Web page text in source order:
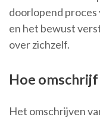
doorlopend
en het bewust
over zichzelf.
Hoe
Het omschrijven